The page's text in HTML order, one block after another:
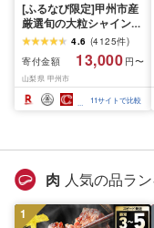
[ふるなび限定]甲州市産
厳選旬の大粒シャインマ
スカット 約1.3kg 2〜3
房[2026年発送]
(MG)B12-472 FN-
Limited-VO シャインマ
スカット フルーツ
4.6 (4125件)
寄付金額
13,000 円〜
山梨県 甲州市
11サイトで比較
肉 人気の品ラ
1